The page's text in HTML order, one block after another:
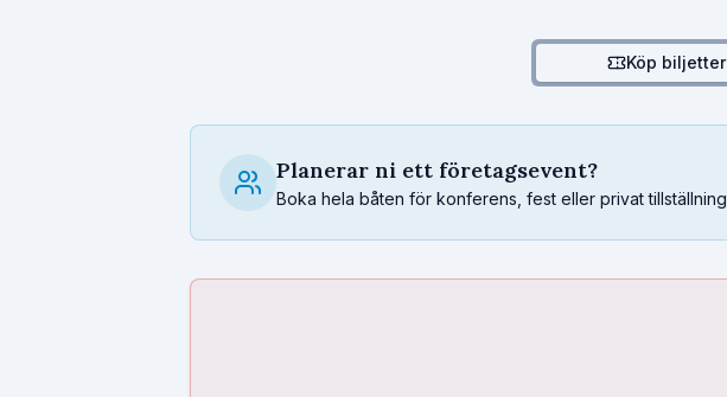
Köp biljetter
Planerar ni ett företagsevent?
Boka hela båten för konferens, fest eller privat tillställning